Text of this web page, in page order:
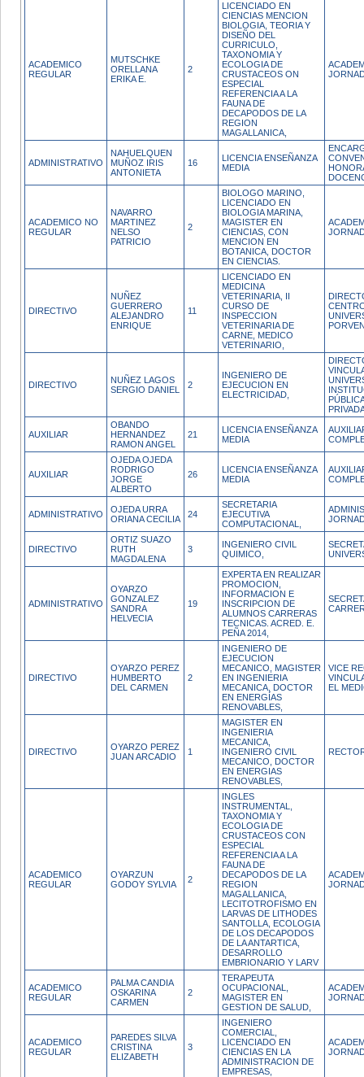
ACADEMICO
REGULAR
MUTSCHKE
ORELLANA
ERIKA E.
2
LICENCIADO EN
CIENCIAS MENCION
BIOLOGIA, TEORIA Y
DISEÑO DEL
CURRICULO,
TAXONOMIA Y
ECOLOGIA DE
CRUSTACEOS ON
ESPECIAL
REFERENCIA A LA
FAUNA DE
DECAPODOS DE LA
REGION
MAGALLANICA,
ADMINISTRATIVO
NAHUELQUEN
MUÑOZ IRIS
ANTONIETA
16
LICENCIA ENSEÑANZA
MEDIA
ACADEMICO NO
REGULAR
NAVARRO
MARTINEZ
NELSO
PATRICIO
2
BIOLOGO MARINO,
LICENCIADO EN
BIOLOGIA MARINA,
MAGISTER EN
CIENCIAS, CON
MENCION EN
BOTANICA, DOCTOR
EN CIENCIAS.
DIRECTIVO
NUÑEZ
GUERRERO
ALEJANDRO
ENRIQUE
11
LICENCIADO EN
MEDICINA
VETERINARIA, II
CURSO DE
INSPECCION
VETERINARIA DE
CARNE, MEDICO
VETERINARIO,
DIRECTIVO
NUÑEZ LAGOS
SERGIO DANIEL
2
INGENIERO DE
EJECUCION EN
ELECTRICIDAD,
AUXILIAR
OBANDO
HERNANDEZ
RAMON ANGEL
21
LICENCIA ENSEÑANZA
MEDIA
AUXILIAR
OJEDA OJEDA
RODRIGO
JORGE
ALBERTO
26
LICENCIA ENSEÑANZA
MEDIA
ADMINISTRATIVO
OJEDA URRA
ORIANA CECILIA
24
SECRETARIA
EJECUTIVA
COMPUTACIONAL,
DIRECTIVO
ORTIZ SUAZO
RUTH
MAGDALENA
3
INGENIERO CIVIL
QUIMICO,
ADMINISTRATIVO
OYARZO
GONZALEZ
SANDRA
HELVECIA
19
EXPERTA EN REALIZAR
PROMOCION,
INFORMACION E
INSCRIPCION DE
ALUMNOS CARRERAS
TECNICAS. ACRED. E.
PEÑA 2014,
DIRECTIVO
OYARZO PEREZ
HUMBERTO
DEL CARMEN
2
INGENIERO DE
EJECUCION
MECANICO, MAGISTER
EN INGENIERIA
MECANICA, DOCTOR
EN ENERGÍAS
RENOVABLES,
VICE
EL
DIRECTIVO
OYARZO PEREZ
JUAN ARCADIO
1
MAGISTER EN
INGENIERIA
MECANICA,
INGENIERO CIVIL
MECANICO, DOCTOR
EN ENERGIAS
RENOVABLES,
ACADEMICO
REGULAR
OYARZUN
GODOY SYLVIA
2
INGLES
INSTRUMENTAL,
TAXONOMIA Y
ECOLOGIA DE
CRUSTACEOS CON
ESPECIAL
REFERENCIA A LA
FAUNA DE
DECAPODOS DE LA
REGION
MAGALLANICA,
LECITOTROFISMO EN
LARVAS DE LITHODES
SANTOLLA, ECOLOGIA
DE LOS DECAPODOS
DE LA ANTARTICA,
DESARROLLO
EMBRIONARIO Y LARV
ACADEMICO
REGULAR
PALMA CANDIA
OSKARINA
CARMEN
2
TERAPEUTA
OCUPACIONAL,
MAGISTER EN
GESTION DE SALUD,
ACADEMICO
REGULAR
PAREDES SILVA
CRISTINA
ELIZABETH
3
INGENIERO
COMERCIAL,
LICENCIADO EN
CIENCIAS EN LA
ADMINISTRACION DE
EMPRESAS,